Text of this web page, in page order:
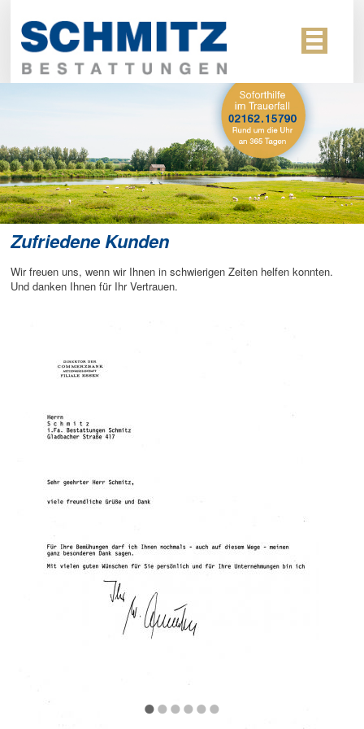
Zufriedene Kunden
Wir freuen uns, wenn wir Ihnen in schwierigen Zeiten helfen konnten.
Und danken Ihnen für Ihr Vertrauen.
••••••